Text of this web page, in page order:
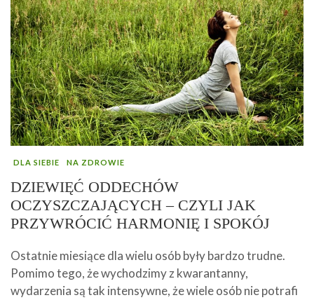
DLA SIEBIE NA ZDROWIE
DZIEWIĘĆ ODDECHÓW
OCZYSZCZAJĄCYCH – CZYLI JAK
PRZYWRÓCIĆ HARMONIĘ I SPOKÓJ
Ostatnie miesiące dla wielu osób były bardzo trudne.
Pomimo tego, że wychodzimy z kwarantanny,
wydarzenia są tak intensywne, że wiele osób nie potrafi